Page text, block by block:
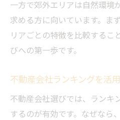
広島県の不動産売
解
悪い不動産屋ラン
広島の不動産市場の基本
イント
広島不動産売買市
一方で郊外エリアは自然環境
求める方に向いています。ま
リアごとの特徴を比較するこ
びへの第一歩です。
不動産会社ランキングを活
不動産会社選びでは、ランキ
するのが有効です。なぜなら